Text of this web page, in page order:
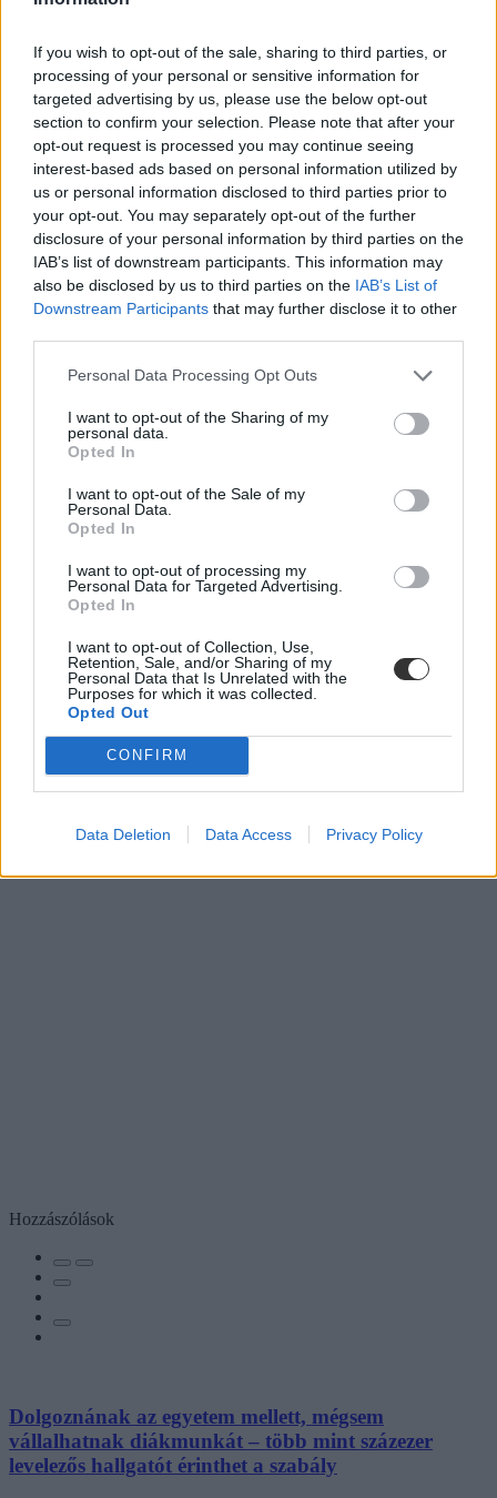
If you wish to opt-out of the sale, sharing to third parties, or
processing of your personal or sensitive information for
targeted advertising by us, please use the below opt-out
section to confirm your selection. Please note that after your
opt-out request is processed you may continue seeing
interest-based ads based on personal information utilized by
us or personal information disclosed to third parties prior to
your opt-out. You may separately opt-out of the further
disclosure of your personal information by third parties on the
IAB’s list of downstream participants. This information may
also be disclosed by us to third parties on the IAB’s List of
Downstream Participants that may further disclose it to other
Personal Data Processing Opt Outs
I want to opt-out of the Sharing of my
personal data.
Opted In
I want to opt-out of the Sale of my
Personal Data.
Opted In
I want to opt-out of processing my
Personal Data for Targeted Advertising.
Opted In
I want to opt-out of Collection, Use,
Retention, Sale, and/or Sharing of my
Personal Data that Is Unrelated with the
Purposes for which it was collected.
Opted Out
CONFIRM
Data Deletion Data Access Privacy Policy
középiskola
vizsgaidőszak
Ausztrália
Taylor Swift
turné
Hozzászólások
Dolgoznának az egyetem mellett, mégsem
vállalhatnak diákmunkát – több mint százezer
levelezős hallgatót érinthet a szabály